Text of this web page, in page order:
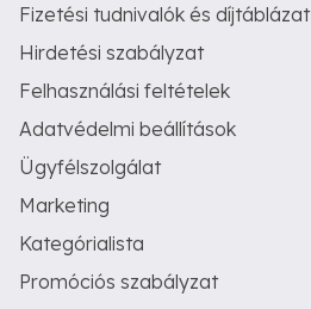
Fizetési tudnivalók és díjtáblázat
Hirdetési szabályzat
Felhasználási feltételek
Adatvédelmi beállítások
Ügyfélszolgálat
Marketing
Kategórialista
Promóciós szabályzat